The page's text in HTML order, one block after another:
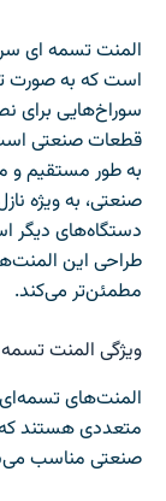
المنت تسمه ای
است که به صورت
سوراخ‌هایی برای
قطعات صنعتی
به طور مستقیم و
صنعتی، به ویژه
دستگاه‌های دیگر
طراحی این
مطمئن‌تر می‌کند.
ویژگی‌ المنت
المنت‌های تسمه‌ای
متعددی هستند که
صنعتی مناسب